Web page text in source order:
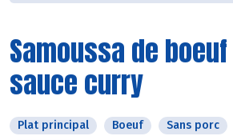
Samoussa de
sauce curry
Plat principal Boeuf Sans porc